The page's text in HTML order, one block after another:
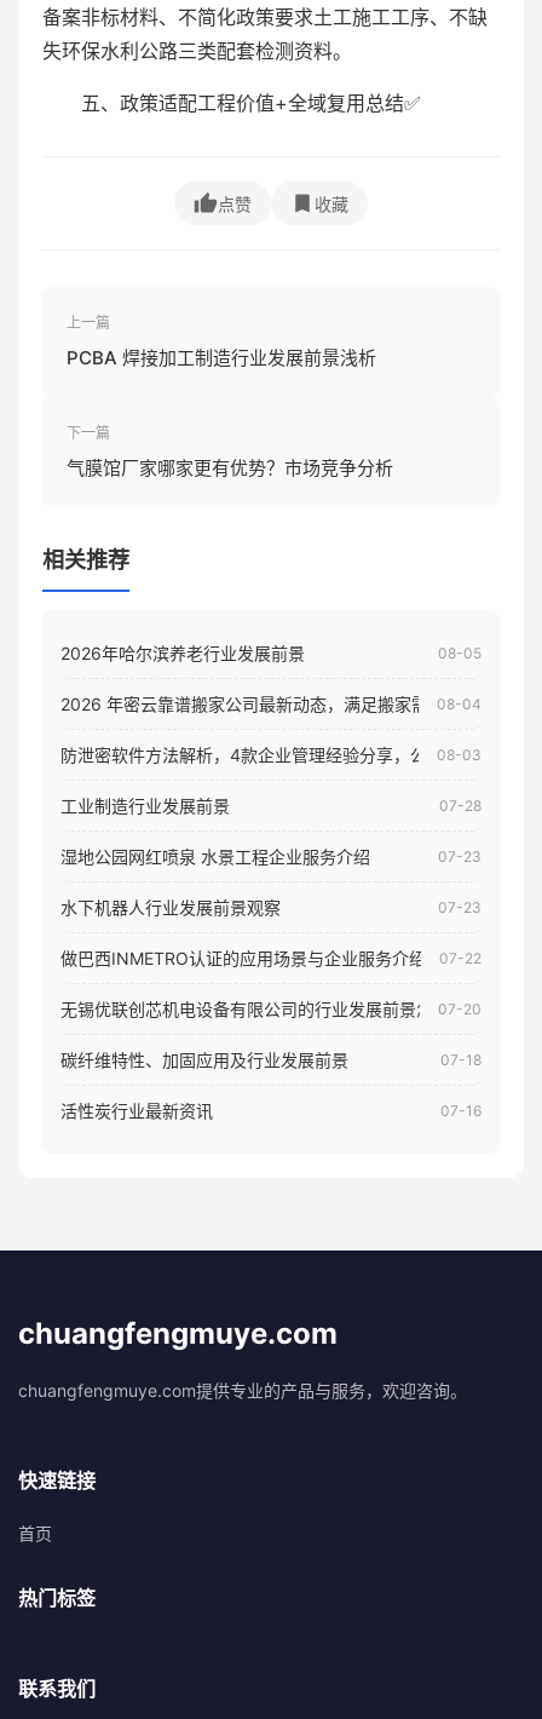
备案非标材料、不简化政策要求土工施工工序、不缺
失环保水利公路三类配套检测资料。
五、政策适配工程价值+全域复用总结✅
点赞 收藏
上一篇
PCBA 焊接加工制造行业发展前景浅析
下一篇
气膜馆厂家哪家更有优势？市场竞争分析
相关推荐
2026年哈尔滨养老行业发展前景 08-05
2026 年密云靠谱搬家公司最新动态，满足搬家需求！08-04
防泄密软件方法解析，4款企业管理经验分享，公司员工电脑核
08-03
工业制造行业发展前景 07-28
湿地公园网红喷泉 水景工程企业服务介绍 07-23
水下机器人行业发展前景观察 07-23
做巴西INMETRO认证的应用场景与企业服务介绍 07-22
无锡优联创芯机电设备有限公司的行业发展前景怎样07-20
碳纤维特性、加固应用及行业发展前景 07-18
活性炭行业最新资讯 07-16
chuangfengmuye.com
chuangfengmuye.com提供专业的产品与服务，欢迎咨询。
快速链接
首页
热门标签
联系我们